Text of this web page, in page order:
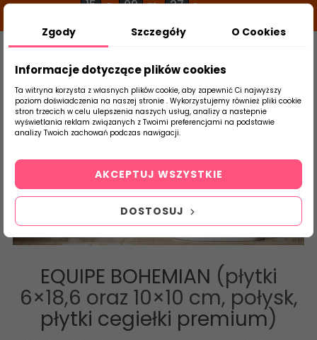
15 g 09 m 26 s
Szukaj
produktu
Strona Główna Płytki Łazienkowe
Bohemian
EQUIPE BOHEMIAN (płytki
6×18,6 oraz 10×10 cm, połysk,
płytki cegiełki premium)
Zgody Szczegóły O Cookies
Informacje dotyczące plików cookies
Ta witryna korzysta z własnych plików cookie, aby zapewnić Ci najwyższy
poziom doświadczenia na naszej stronie . Wykorzystujemy również pliki cookie
stron trzecich w celu ulepszenia naszych usług, analizy a nastepnie
wyświetlania reklam związanych z Twoimi preferencjami na podstawie
analizy Twoich zachowań podczas nawigacji.
DOSTOSUJ
AKCEPTUJ WSZYSTKIE